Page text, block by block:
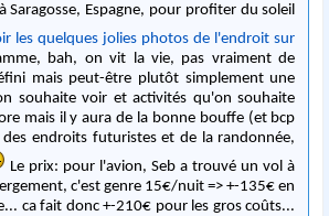
Saragosse, Espagne, pour profiter du soleil
les quelques jolies photos de l'endroit sur
mais peut-être plutôt simplement une
souhaite voir et activités qu'on souhaite
mais il y aura de la bonne bouffe (et bcp
des endroits futuristes et de la randonnée,
c'est genre 15€/nuit => +-135€ en
ca fait donc +-210€ pour les gros coûts...